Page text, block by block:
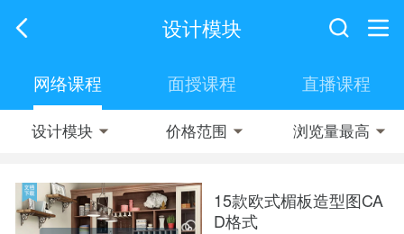
设计模块
网络课程 面授课程 直播课程

设计模块 
价格范围 
浏览量最高
15款欧式楣板造型图CA
D格式